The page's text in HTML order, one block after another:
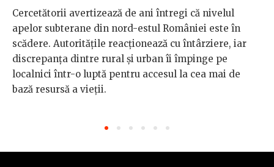
Cercetătorii avertizează de ani întregi că nivelul
apelor subterane din nord-estul României este în
scădere. Autoritățile reacționează cu întârziere, iar
discrepanța dintre rural și urban îi împinge pe
localnici într-o luptă pentru accesul la cea mai de
bază resursă a vieții.